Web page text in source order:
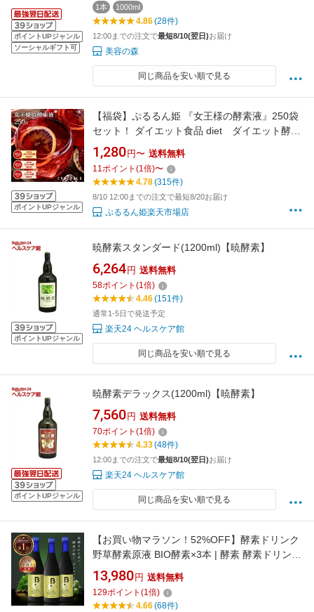
ポイントUPジャンル
ソーシャルギフト可
容 健康 栄養 プラセンタ オリゴ糖
1本 1000ml
4.86(28件)
12:00までの注文で最短8/10(翌日)お届け
美容の森
同じ商品を安い順で見る
ポイントUPジャンル
【福袋】ぷるるん姫 『女王様の酵素液』250袋
セット！ ダイエット食品 diet ダイエット酵
素 酵素ドリンク 酵素エキス 酵素ジュー
ス ダイエットドリンク ダイエット 発酵エ
キス ザクロ ざくろ 福袋 お得
1,280 円〜 送料無料
11ポイント (1倍)〜
4.78(315件)
8/10 12:00までの注文で最短8/20お届け
ぷるるん姫楽天市場店
ポイントUPジャンル
暁酵素スタンダード(1200ml)【暁酵素】
6,264 円 送料無料
58ポイント (1倍)
4.46(151件)
通常1-5日で発送予定
楽天24 ヘルスケア館
同じ商品を安い順で見る
ポイントUPジャンル
暁酵素デラックス(1200ml)【暁酵素】
7,560 円 送料無料
70ポイント (1倍)
4.33(48件)
12:00までの注文で最短8/10(翌日)お届け
楽天24 ヘルスケア館
同じ商品を安い順で見る
【お買い物マラソン！52%OFF】酵素ドリンク
野草酵素原液 BIO酵素×3本 | 酵素 酵素ドリンク
ファスティング ガイド付 美容ドリンク 原液 人
参 生酵素 ダイエット 無添加 ダイエットドリン
ク 女性 マカ ヨモギ ウコン 高麗人参 国産
13,980 円 送料無料
129ポイント (1倍)
4.66(68件)